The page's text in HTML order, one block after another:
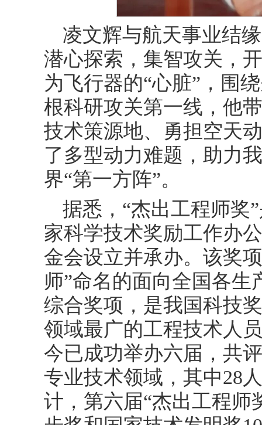
凌文辉与航天事业结
潜心探索，集智攻关，
为飞行器的“心脏”，围
根科研攻关第一线，他
技术策源地、勇担空天
了多型动力难题，助力
界“第一方阵”。
据悉，“杰出工程师奖
家科学技术奖励工作办
金会设立并承办。该奖
师”命名的面向全国各
综合奖项，是我国科技
领域最广的工程技术人
今已成功举办六届，共
专业技术领域，其中28
计，第六届“杰出工程师